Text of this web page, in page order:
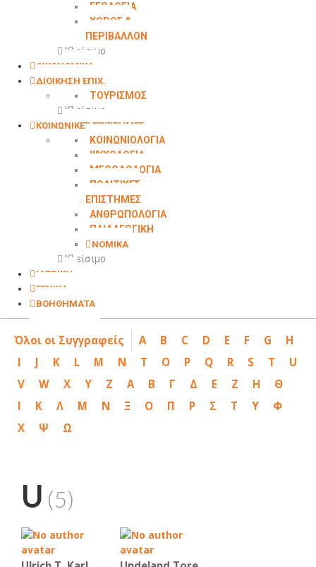
ΓΕΩΛΟΓΙΑ
ΧΩΡΟΣ &
ΠΕΡΙΒΑΛΛΟΝ
Κλείσιμο
ΟΙΚΟΝΟΜΙΚΑ
ΔΙΟΙΚΗΣΗ ΕΠΙΧ.
ΤΟΥΡΙΣΜΟΣ
Κλείσιμο
ΚΟΙΝΩΝΙΚΕΣ ΕΠΙΣΤΗΜΕΣ
ΚΟΙΝΩΝΙΟΛΟΓΙΑ
ΨΥΧΟΛΟΓΙΑ
ΜΕΘΟΔΟΛΟΓΙΑ
ΠΟΛΙΤΙΚΕΣ
ΕΠΙΣΤΗΜΕΣ
ΑΝΘΡΩΠΟΛΟΓΙΑ
ΠΑΙΔΑΓΩΓΙΚΗ
ΝΟΜΙΚΑ
Κλείσιμο
ΙΑΤΡΙΚΗ
ΓΕΝΙΚΑ
ΒΟΗΘΗΜΑΤΑ
Όλοι οι Συγγραφείς A B C D E F G
H
I
J K L M N T O P Q R S T
U
V
W X Y Z Α Β Γ Δ Ε Ζ Η
Θ
Ι
Κ Λ Μ Ν Ξ Ο Π Ρ Σ Τ Υ
Φ
Χ
Ψ Ω
U (5)